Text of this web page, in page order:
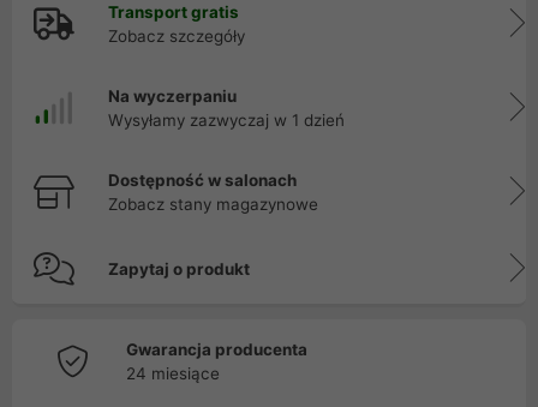
Transport gratis
Zobacz szczegóły
Na wyczerpaniu
Wysyłamy zazwyczaj w 1 dzień
Dostępność w salonach
Zobacz stany magazynowe
Zapytaj o produkt
Gwarancja producenta
24 miesiące